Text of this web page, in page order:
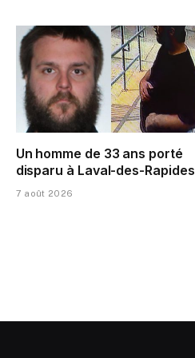
Un homme de 33 ans porté
disparu à Laval-des-Rapides
7 août 2026